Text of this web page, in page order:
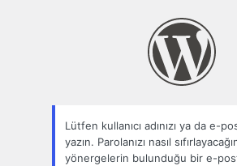
Lütfen kullanıcı adınızı ya da e-
yazın. Parolanızı nasıl
yönergelerin bulunduğu bir e-